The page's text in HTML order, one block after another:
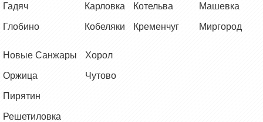
Гадяч
Глобино
Карловка
Кобеляки
Котельва
Кременчуг
Машевка
Миргород
Новые Санжары
Оржица
Пирятин
Решетиловка
Хорол
Чутово